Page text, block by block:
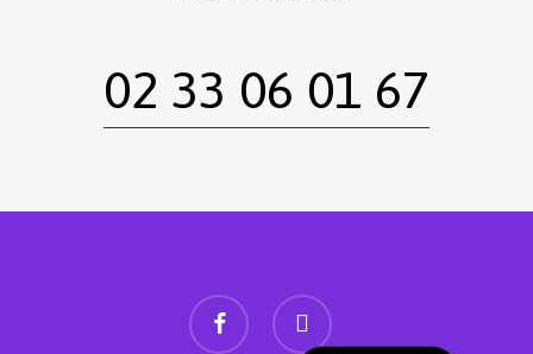
02 33 06 01 67
facebook instagram